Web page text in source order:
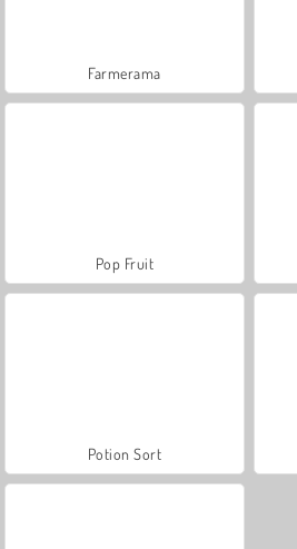
Farmerama
Pop Fruit
Potion Sort